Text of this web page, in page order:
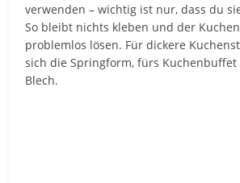
verwenden – wichtig ist nur, dass du
So bleibt nichts kleben und der
problemlos lösen. Für dickere
sich die Springform, fürs
Blech.